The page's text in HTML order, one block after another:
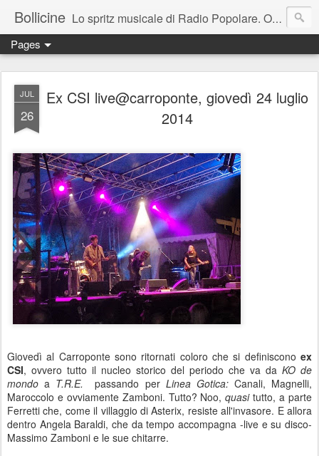
Bollicine Lo spritz musicale di Radio Popolare. Ogni domenica dalle 16.30 alle 17.30
Pages
JUL
26
Ex CSI live@carroponte, giovedì 24 luglio
2014
‎Giovedì al Carroponte sono ritornati coloro che si definiscono ex
CSI, ovvero tutto il nucleo storico del periodo che va da KO de
mondoa T.R.E.passando per Linea Gotica: Canali, Magnelli,
Maroccolo e ovviamente Zamboni.‎ Tutto? Noo,quasitutto, a parte
Ferretti che, come il villaggio di Asterix, resiste all'invasore. E allora
dentro Angela Baraldi, che da tempo accompagna -live e su disco-
Massimo Zamboni e le sue chitarre.